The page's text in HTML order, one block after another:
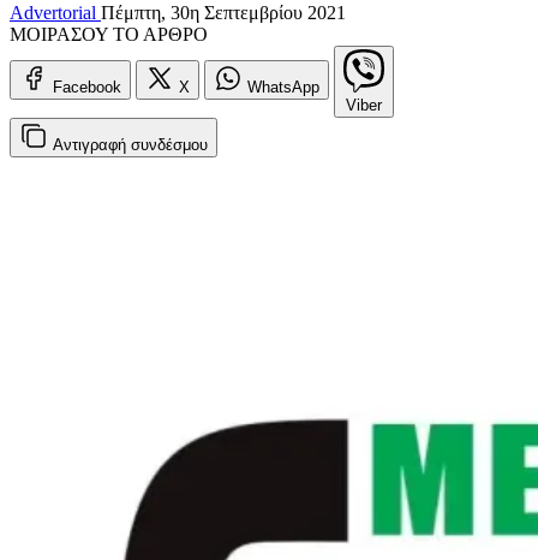
Advertorial Πέμπτη, 30η Σεπτεμβρίου 2021
ΜΟΙΡΑΣΟΥ ΤΟ ΑΡΘΡΟ
Facebook X
WhatsApp
Viber
Αντιγραφή συνδέσμου